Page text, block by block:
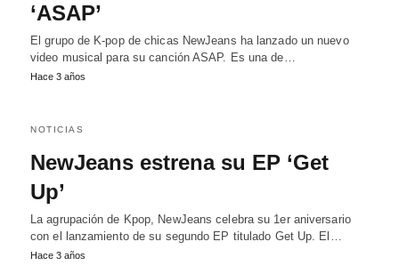
‘ASAP’
El grupo de K-pop de chicas NewJeans ha lanzado un nuevo
video musical para su canción ASAP. Es una de…
Hace 3 años
NOTICIAS
NewJeans estrena su EP ‘Get
Up’
La agrupación de Kpop, NewJeans celebra su 1er aniversario
con el lanzamiento de su segundo EP titulado Get Up. El…
Hace 3 años